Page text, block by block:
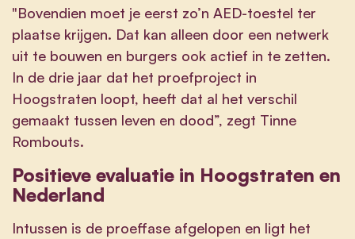
"Bovendien moet je eerst zo’n AED-toestel ter
plaatse krijgen. Dat kan alleen door een netwerk
uit te bouwen en burgers ook actief in te zetten.
In de drie jaar dat het proefproject in
Hoogstraten loopt, heeft dat al het verschil
gemaakt tussen leven en dood”, zegt Tinne
Rombouts.
Positieve evaluatie in Hoogstraten en
Nederland
Intussen is de proeffase afgelopen en ligt het